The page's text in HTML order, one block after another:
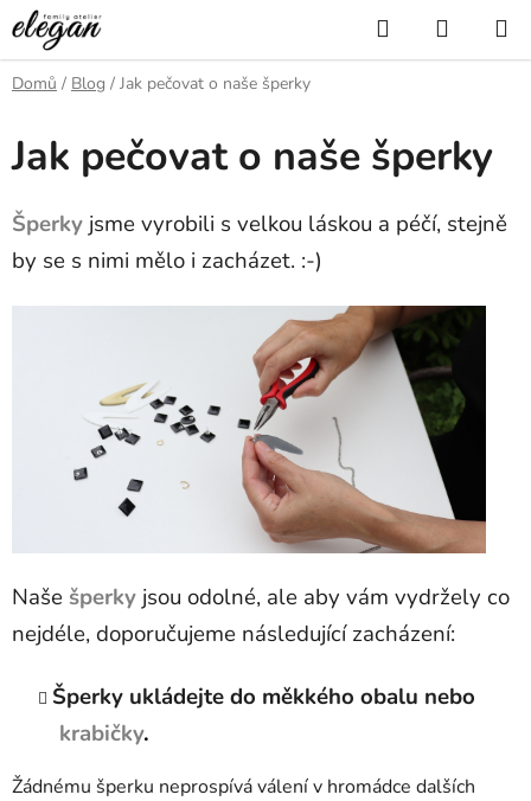
Přejít
na
obsah
Hledat
KOŠÍK
Domů / Blog / Jak pečovat o naše šperky
Jak pečovat o naše šperky
Šperky jsme vyrobili s velkou láskou a péčí, stejně
by se s nimi mělo i zacházet. :-)
Naše šperky jsou odolné, ale aby vám vydržely co
nejdéle, doporučujeme následující zacházení:
Šperky ukládejte do měkkého obalu nebo
krabičky.
Žádnému šperku neprospívá válení v hromádce dalších